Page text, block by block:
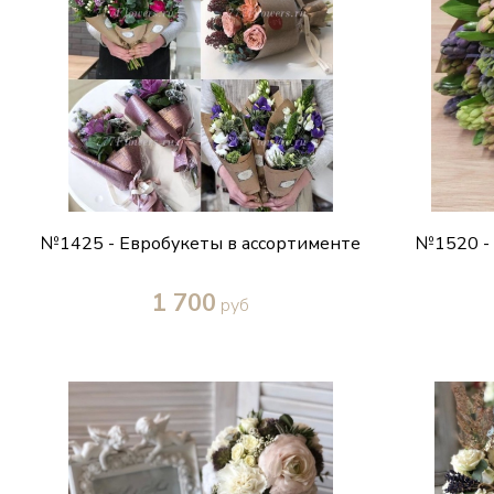
№1425 - Евробукеты в ассортименте
1 700 руб
№1520 -